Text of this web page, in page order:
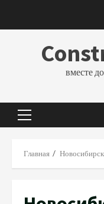
вместе
Основное
Главная Новосибирск